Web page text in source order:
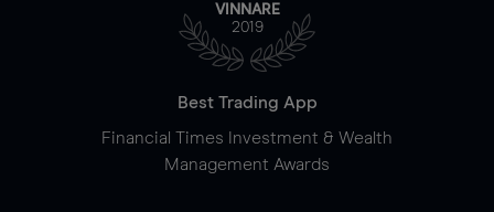
VINNARE
2019
Best Trading App
Financial Times Investment & Wealth
Management Awards